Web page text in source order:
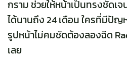
กราม ช่วยให้หน้าเป็นทรงชัดเ
ได้นานถึง 24 เดือน ใครที่มีปัญ
รูปหน้าไม่คมชัดต้องลองฉีด
เลย